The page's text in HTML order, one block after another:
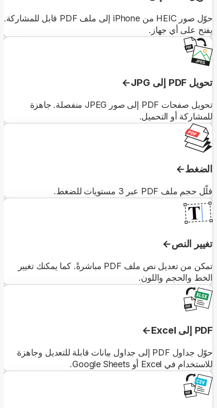
حوّل صور HEIC من iPhone إلى ملف PDF قابل للمشاركة.
يفتح على أي جهاز.
تحويل PDF إلى JPG
تحويل صفحات PDF إلى صور JPEG منفصلة. جاهزة
للمشاركة أو التحميل.
الضغط
قلّل حجم ملف PDF عبر 3 مستويات للضغط.
تغيير النص
تمكن من تعديل نص ملف PDF مباشرةً. كما يمكنك تغيير
الخط والحجم واللون.
PDF إلى Excel
حوّل جداول PDF إلى جداول بيانات قابلة للتعديل وجاهزة
للاستخدام في Excel أو Google Sheets.